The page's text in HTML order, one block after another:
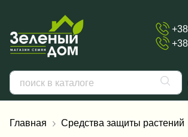
Главная Средства защиты растений